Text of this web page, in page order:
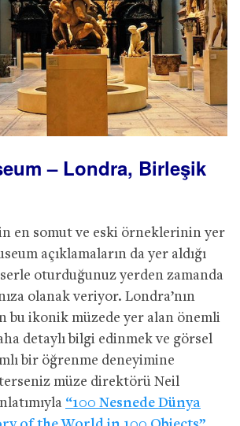
– Londra, Birleşik
en somut ve eski örneklerinin yer
açıklamaların da yer aldığı
oturduğunuz yerden zamanda
olanak veriyor. Londra’nın
bu ikonik müzede yer alan önemli
detaylı bilgi edinmek ve görsel
bir öğrenme deneyimine
müze direktörü Neil
“100 Nesnede Dünya